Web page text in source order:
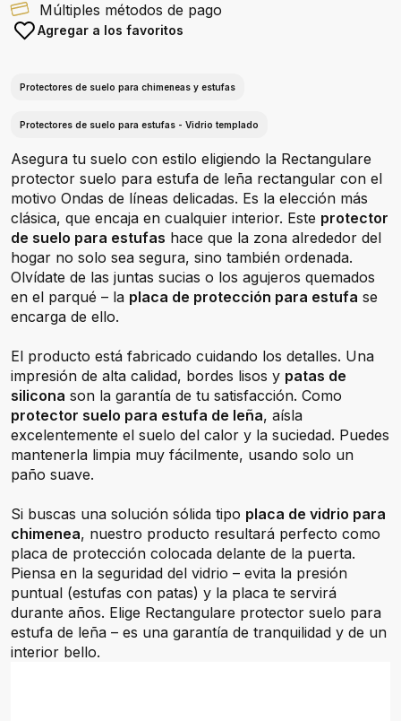
Múltiples métodos de pago
Agregar a los favoritos
Protectores de suelo para chimeneas y estufas
Protectores de suelo para estufas - Vidrio templado
Asegura tu suelo con estilo eligiendo la Rectangulare
protector suelo para estufa de leña rectangular con el
motivo Ondas de líneas delicadas. Es la elección más
clásica, que encaja en cualquier interior. Este protector
de suelo para estufas hace que la zona alrededor del
hogar no solo sea segura, sino también ordenada.
Olvídate de las juntas sucias o los agujeros quemados
en el parqué – la placa de protección para estufa se
encarga de ello.
El producto está fabricado cuidando los detalles. Una
impresión de alta calidad, bordes lisos y patas de
silicona son la garantía de tu satisfacción. Como
protector suelo para estufa de leña, aísla
excelentemente el suelo del calor y la suciedad. Puedes
mantenerla limpia muy fácilmente, usando solo un
paño suave.
Si buscas una solución sólida tipo placa de vidrio para
chimenea, nuestro producto resultará perfecto como
placa de protección colocada delante de la puerta.
Piensa en la seguridad del vidrio – evita la presión
puntual (estufas con patas) y la placa te servirá
durante años. Elige Rectangulare protector suelo para
estufa de leña – es una garantía de tranquilidad y de un
interior bello.